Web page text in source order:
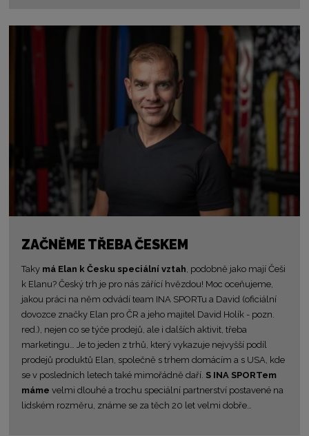
ZAČNĚME TŘEBA ČESKEM
Taky má Elan k Česku speciální vztah , podobně jako mají Češi
k Elanu? Český trh je pro nás zářící hvězdou! Moc oceňujeme,
jakou práci na něm odvádí team INA SPORTu a David (oficiální
dovozce značky Elan pro ČR a jeho majitel David Holík - pozn.
red.), nejen co se týče prodejů, ale i dalších aktivit, třeba
marketingu… Je to jeden z trhů, který vykazuje nejvyšší podíl
prodejů produktů Elan, společně s trhem domácím a s USA, kde
se v posledních letech také mimořádně daří. S INA SPORTem
máme velmi dlouhé a trochu speciální partnerství postavené na
lidském rozměru, známe se za těch 20 let velmi dobře…